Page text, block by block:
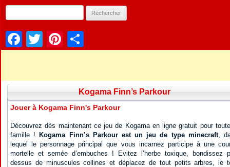
Facebook
TwitterPinterest
Kogama Finn’s Parkour
Jouer à Kogama Finn's Parkour
Découvrez dès maintenant ce jeu de Kogama en ligne gratuit pour
famille !
Kogama Finn’s Parkour est un jeu de type minecraft,
lequel le personnage principal que vous incarnez participe à une
mortelle et semée d’embuches ! Evitez l’herbe toxique, bondissez
dessus de minuscules collines et déplacez de tout petits arbres, le